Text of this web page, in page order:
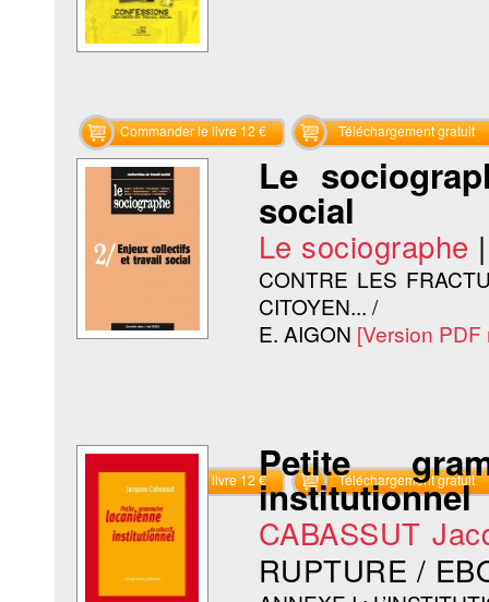
Commander le livre 12 € Téléchargement gratuit
Le
social
Le sociographe
CONTRE LES
CITOYEN... /
E. AIGON [Version
Commander le livre 12 € Téléchargement gratuit
Petite
institutionnel
CABASSUT
RUPTURE /